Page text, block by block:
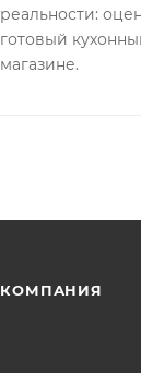
реальности:
готовый
магазине.
КОМПАНИЯ